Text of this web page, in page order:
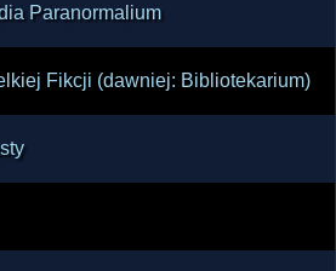
Paranormalium
Fikcji (dawniej: Bibliotekarium)